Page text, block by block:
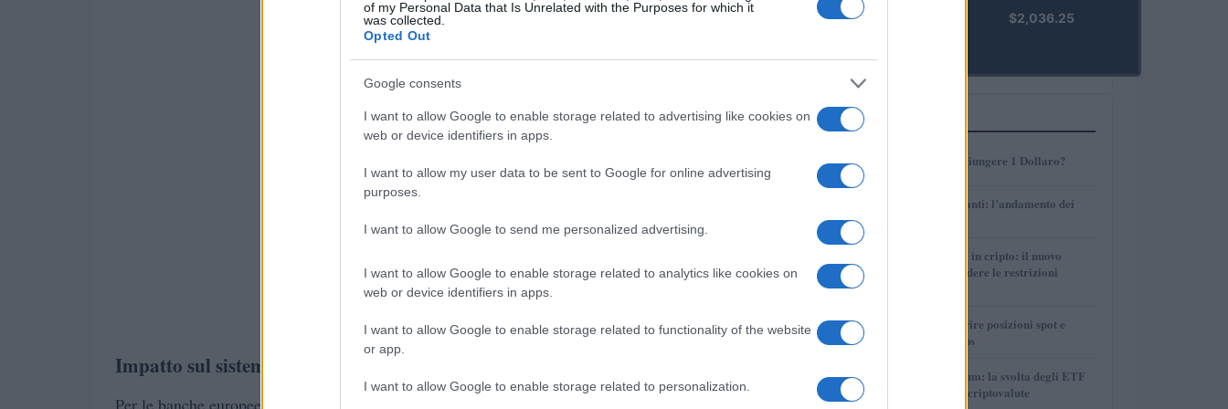
of my Personal Data that Is Unrelated with the Purposes for which it
was collected.
Opted Out
Google consents
I want to allow Google to enable storage related to advertising like cookies on
web or device identifiers in apps.
I want to allow my user data to be sent to Google for online advertising
purposes.
I want to allow Google to send me personalized advertising.
I want to allow Google to enable storage related to analytics like cookies on
web or device identifiers in apps.
I want to allow Google to enable storage related to functionality of the website
or app.
I want to allow Google to enable storage related to personalization.
Impatto sul sistema bancario
Per le banche europee l’entrata in vigore di MiCA rappresenta un incentivo a investire in
PRIME)
$2,036.25
PIÙ LETTI
1 AMP: Potrà Raggiungere 1 Dollaro?
Petrolio e carburanti: l’andamento dei
3
Finanza parallela in cripto: il nuovo
strumento per eludere le restrizioni
4
Strategie per coprire posizioni spot e
volatilità con perps
5
Bitcoin vs Ethereum: la svolta degli ETF
nel mercato delle criptovalute